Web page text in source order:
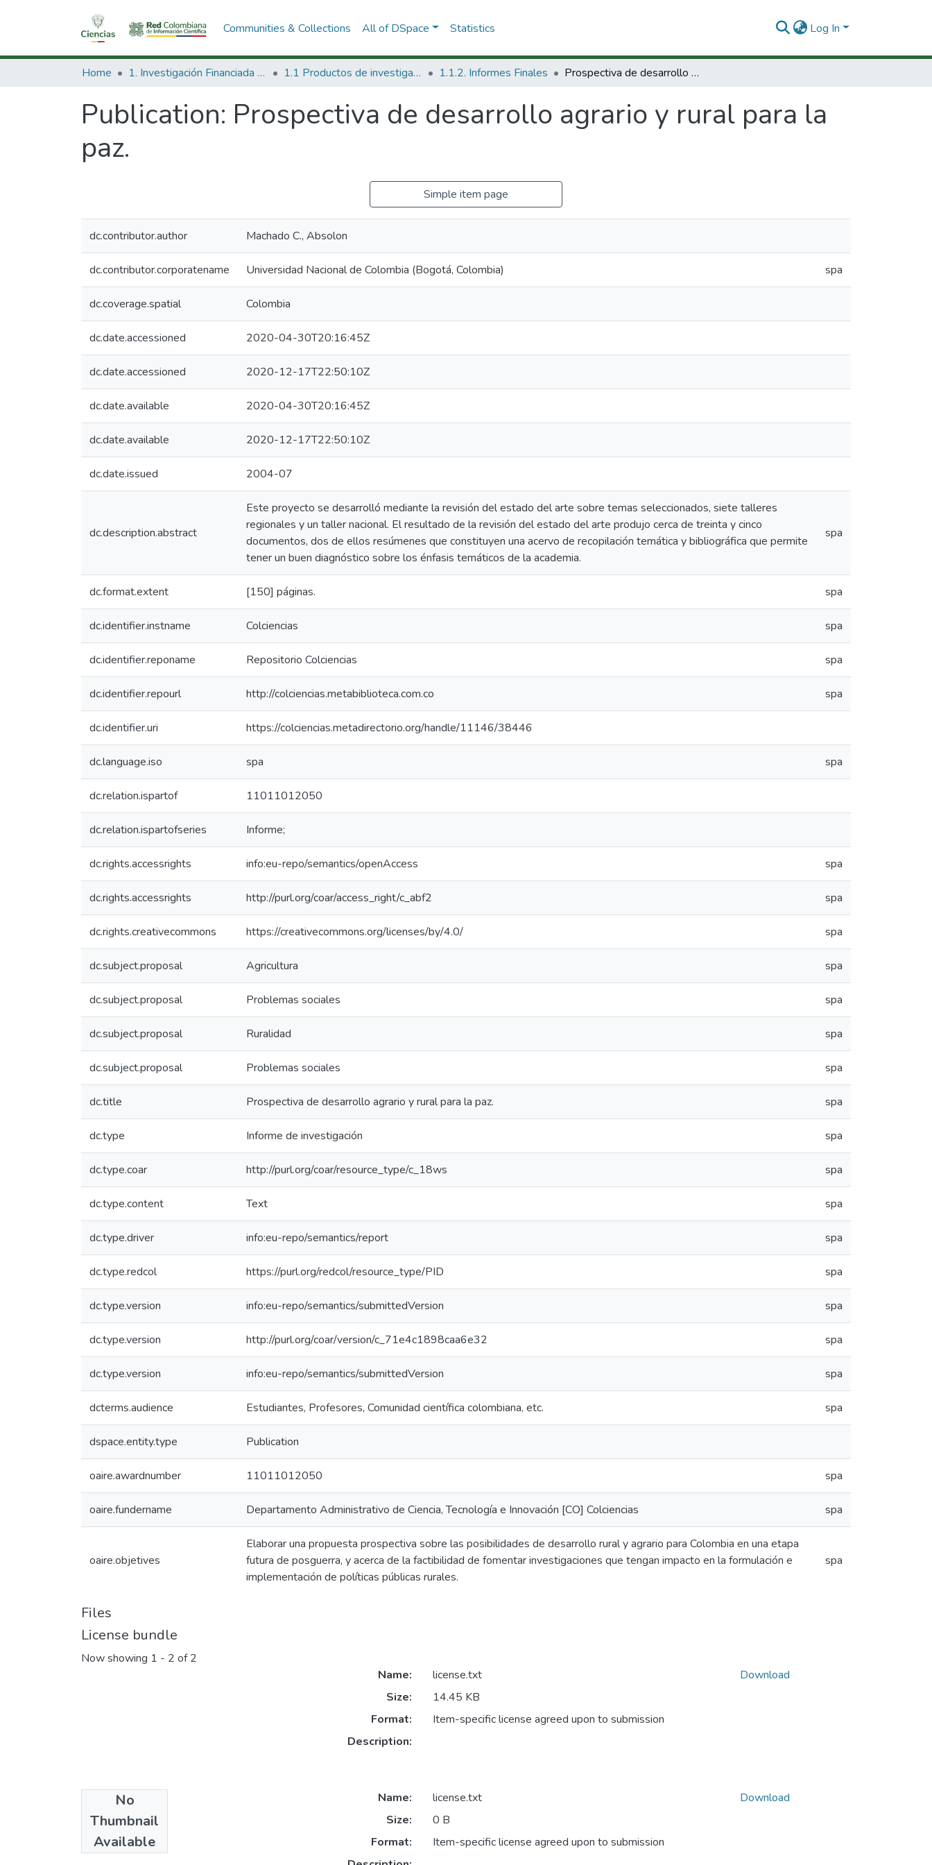
Communities & Collections All of DSpace Statistics Log In
Home 1. Investigación Financiada con Recursos Públicos 1.1 Productos de investigación 1.1.2. Informes Finales Prospectiva de desarrollo agrario y rural para la paz.
Publication: Prospectiva de desarrollo agrario y rural para la
paz.
Simple item page
dc.contributor.author Machado C., Absolon
dc.contributor.corporatename Universidad Nacional de Colombia (Bogotá, Colombia) spa
dc.coverage.spatial Colombia
dc.date.accessioned 2020-04-30T20:16:45Z
dc.date.accessioned 2020-12-17T22:50:10Z
dc.date.available 2020-04-30T20:16:45Z
dc.date.available 2020-12-17T22:50:10Z
dc.date.issued 2004-07
dc.description.abstract
Este proyecto se desarrolló mediante la revisión del estado del arte sobre temas seleccionados, siete talleres
regionales y un taller nacional. El resultado de la revisión del estado del arte produjo cerca de treinta y cinco
documentos, dos de ellos resúmenes que constituyen una acervo de recopilación temática y bibliográfica que permite
tener un buen diagnóstico sobre los énfasis temáticos de la academia.
spa
dc.format.extent [150] páginas. spa
dc.identifier.instname Colciencias spa
dc.identifier.reponame Repositorio Colciencias spa
dc.identifier.repourl http://colciencias.metabiblioteca.com.co spa
dc.identifier.uri https://colciencias.metadirectorio.org/handle/11146/38446
dc.language.iso spa spa
dc.relation.ispartof 11011012050
dc.relation.ispartofseries Informe;
dc.rights.accessrights info:eu-repo/semantics/openAccess spa
dc.rights.accessrights http://purl.org/coar/access_right/c_abf2 spa
dc.rights.creativecommons https://creativecommons.org/licenses/by/4.0/ spa
dc.subject.proposal Agricultura spa
dc.subject.proposal Problemas sociales spa
dc.subject.proposal Ruralidad spa
dc.subject.proposal Problemas sociales spa
dc.title Prospectiva de desarrollo agrario y rural para la paz. spa
dc.type Informe de investigación spa
dc.type.coar http://purl.org/coar/resource_type/c_18ws spa
dc.type.content Text spa
dc.type.driver info:eu-repo/semantics/report spa
dc.type.redcol https://purl.org/redcol/resource_type/PID spa
dc.type.version info:eu-repo/semantics/submittedVersion spa
dc.type.version http://purl.org/coar/version/c_71e4c1898caa6e32 spa
dc.type.version info:eu-repo/semantics/submittedVersion spa
dcterms.audience Estudiantes, Profesores, Comunidad científica colombiana, etc. spa
dspace.entity.type Publication
oaire.awardnumber 11011012050 spa
oaire.fundername Departamento Administrativo de Ciencia, Tecnología e Innovación [CO] Colciencias spa
oaire.objetives
Elaborar una propuesta prospectiva sobre las posibilidades de desarrollo rural y agrario para Colombia en una etapa
futura de posguerra, y acerca de la factibilidad de fomentar investigaciones que tengan impacto en la formulación e
implementación de políticas públicas rurales.
spa
Files
License bundle
Now showing 1 - 2 of 2
No
Thumbnail
Available
Name:
license.txt
Size:
14.45 KB
Format:
Item-specific license agreed upon to submission
Description:
Download
Name:
license.txt
Size:
0 B
Format:
Item-specific license agreed upon to submission
Download